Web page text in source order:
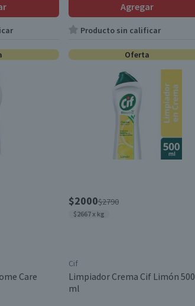
Agregar
Producto sin calificar
Care
Oferta
$2000$2790
$2667 x kg
Cif
Limpiador Crema Cif Limón 500
ml